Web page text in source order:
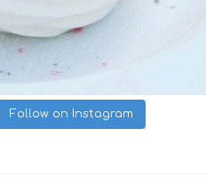
Follow on Instagram